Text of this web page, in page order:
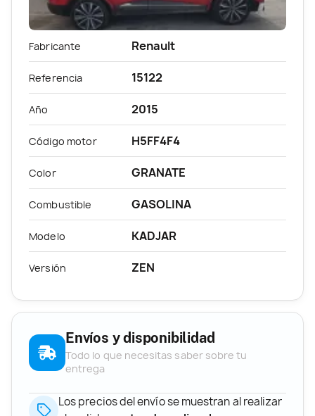
Fabricante Renault
Referencia 15122
Año 2015
Código motor H5FF4F4
Color GRANATE
Combustible GASOLINA
Modelo KADJAR
Versión ZEN
Envíos y disponibilidad
Todo lo que necesitas saber sobre tu
entrega
Los precios del envío se muestran al realizar